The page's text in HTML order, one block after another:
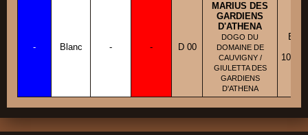
- Blanc - - D 00
MARIUS DES
GARDIENS
D'ATHENA
DOGO DU
DOMAINE DE
CAUVIGNY /
GIULETTA DES
GARDIENS
D'ATHENA
10/05/